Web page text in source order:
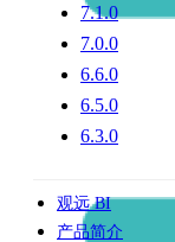
7.1.0
7.0.0
6.6.0
6.5.0
6.3.0
观远 BI
产品简介